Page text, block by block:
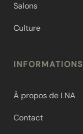
Salons
Culture
INFORMATIONS
À propos de LNA
Contact